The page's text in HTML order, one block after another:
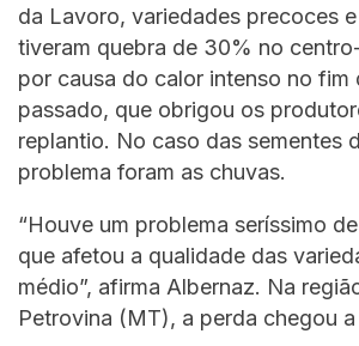
da Lavoro, variedades precoces
tiveram quebra de 30% no
por causa do calor intenso no fim
passado, que obrigou os
replantio. No caso das sementes
problema foram as chuvas.
“Houve um problema seríssimo
que afetou a qualidade das
médio”, afirma Albernaz. Na
Petrovina (MT), a perda chegou